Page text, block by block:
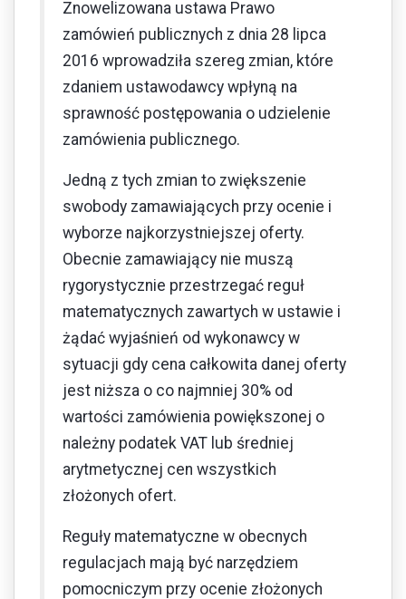
Znowelizowana ustawa Prawo
zamówień publicznych z dnia 28 lipca
2016 wprowadziła szereg zmian, które
zdaniem ustawodawcy wpłyną na
sprawność postępowania o udzielenie
zamówienia publicznego.
Jedną z tych zmian to zwiększenie
swobody zamawiających przy ocenie i
wyborze najkorzystniejszej oferty.
Obecnie zamawiający nie muszą
rygorystycznie przestrzegać reguł
matematycznych zawartych w ustawie i
żądać wyjaśnień od wykonawcy w
sytuacji gdy cena całkowita danej oferty
jest niższa o co najmniej 30% od
wartości zamówienia powiększonej o
należny podatek VAT lub średniej
arytmetycznej cen wszystkich
złożonych ofert.
Reguły matematyczne w obecnych
regulacjach mają być narzędziem
pomocniczym przy ocenie złożonych